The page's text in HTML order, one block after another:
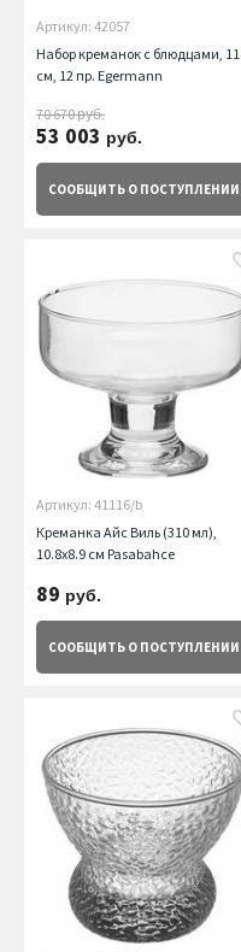
Артикул: 42057
Набор креманок с блюдцами, 11
см, 12 пр. Egermann
70 670руб.
53 003 руб.
СООБЩИТЬ О ПОСТУПЛЕНИИ
Артикул: 41116/b
Креманка Айс Виль (310 мл),
10.8х8.9 см Pasabahce
89 руб.
СООБЩИТЬ О ПОСТУПЛЕНИИ